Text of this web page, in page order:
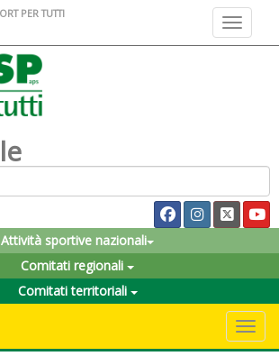
Toggle
PER TUTTI
Attività sportive nazionali
Comitati regionali
Comitati territoriali